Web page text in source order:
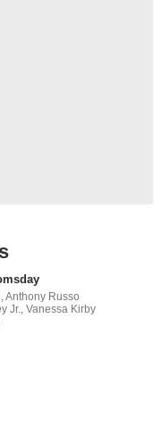
Anthony Russo
Jr., Vanessa Kirby